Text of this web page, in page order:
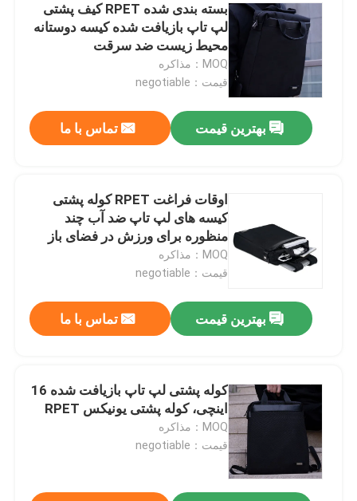
بسته بندی شده RPET کیف پشتی
لپ تاپ بازیافت شده کیسه دوستانه
محیط زیست ضد سرقت
MOQ：مذاکره
قیمت：negotiable
بهترین قیمت تماس با ما
اوقات فراغت RPET کوله پشتی
کیسه های لپ تاپ ضد آب چند
منظوره برای ورزش در فضای باز
MOQ：مذاکره
قیمت：negotiable
بهترین قیمت تماس با ما
کوله پشتی لپ تاپ بازیافت شده 16
اینچی، کوله پشتی یونیکس RPET
MOQ：مذاکره
قیمت：negotiable